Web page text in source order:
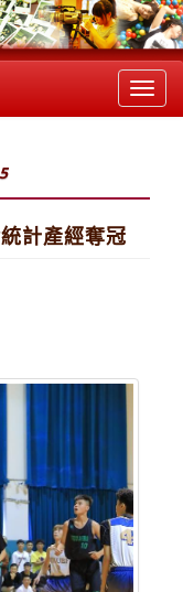
計產經奪冠